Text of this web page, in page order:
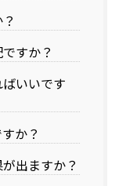
すか？
いいです
か？
出ますか？